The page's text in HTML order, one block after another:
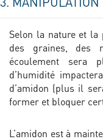
Selon la nature et la
des graines, des
écoulement sera
d’humidité
d’amidon (plus il
former et bloquer
L’amidon est à